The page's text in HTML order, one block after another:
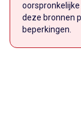
deze bronnen
beperkingen.